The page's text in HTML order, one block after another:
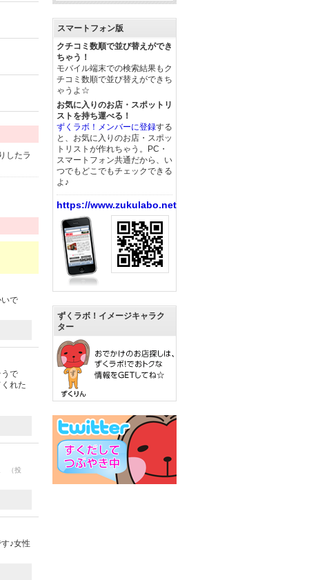
したラ
で
で
れた
（投
♪女性
スマートフォン版
クチコミ数順で並び替えができ
ちゃう！
モバイル端末での検索結果もク
チコミ数順で並び替えができち
ゃうよ☆
お気に入りのお店・スポットリ
ストを持ち運べる！
ずくラボ！メンバーに登録する
と、お気に入りのお店・スポッ
トリストが作れちゃう。PC・
スマートフォン共通だから、い
つでもどこでもチェックできる
よ♪
https://www.zukulabo.net/
ずくラボ！イメージキャラク
ター